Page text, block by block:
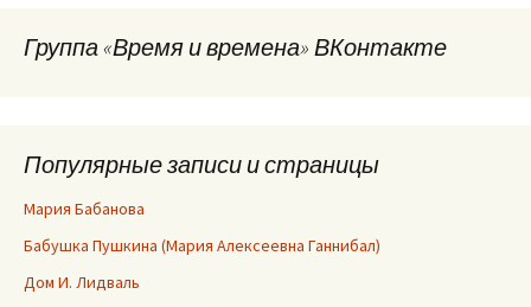
Группа «Время и времена» ВКонтакте
Популярные записи и страницы
Мария Бабанова
Бабушка Пушкина (Мария Алексеевна Ганнибал)
Дом И. Лидваль